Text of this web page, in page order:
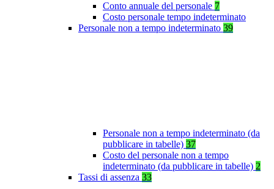
Conto annuale del personale 7
Costo personale tempo indeterminato
Personale non a tempo indeterminato 39
Personale non a tempo indeterminato (da
pubblicare in tabelle) 37
Costo del personale non a tempo
indeterminato (da pubblicare in tabelle) 2
Tassi di assenza 33